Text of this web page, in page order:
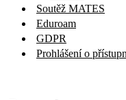
Soutěž MATES
Eduroam
GDPR
Prohlášení o